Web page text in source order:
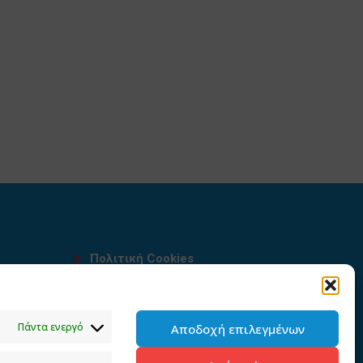
Πάντα ενεργό Αποδοχή επιλεγμένων
Πολιτική Cookies
Πολιτική προστασίας
προσωπικών δεδομένων του
παρόντος ιστότοπου